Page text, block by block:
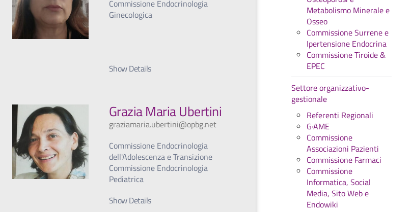
Commissione Endocrinologia
Ginecologica
Show Details
Grazia Maria Ubertini
graziamaria.ubertini@opbg.net
Commissione Endocrinologia
dell'Adolescenza e Transizione
Commissione Endocrinologia
Pediatrica
Show Details
Metabolismo Minerale e
Osseo
Commissione Surrene e
Ipertensione Endocrina
Commissione Tiroide &
EPEC
Settore organizzativo-
gestionale
Referenti Regionali
G·AME
Commissione
Associazioni Pazienti
Commissione Farmaci
Commissione
Informatica, Social
Media, Sito Web e
Endowiki